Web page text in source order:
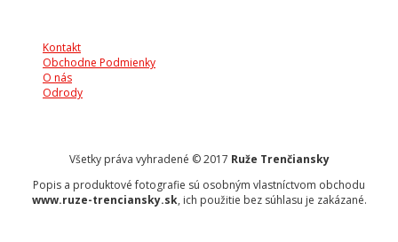
Kontakt
Obchodne Podmienky
O nás
Odrody
Všetky práva vyhradené © 2017 Ruže Trenčiansky
Popis a produktové fotografie sú osobným vlastníctvom obchodu
www.ruze-trenciansky.sk, ich použitie bez súhlasu je zakázané.